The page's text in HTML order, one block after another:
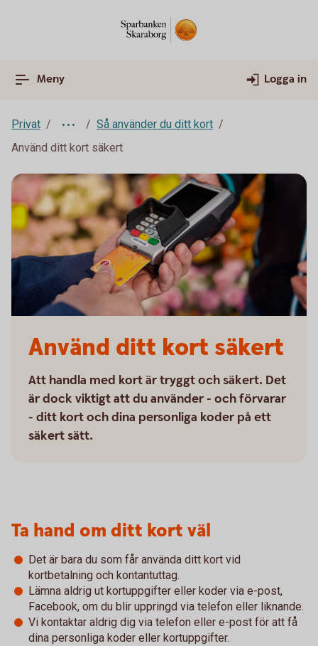
Meny Logga in
Privat
Så använder du ditt kort
Använd ditt kort säkert
Använd ditt kort säkert
Att handla med kort är tryggt och säkert. Det
är dock viktigt att du använder - och förvarar
- ditt kort och dina personliga koder på ett
säkert sätt.
Ta hand om ditt kort väl
Det är bara du som får använda ditt kort vid
kortbetalning och kontantuttag.
Lämna aldrig ut kortuppgifter eller koder via e-post,
Facebook, om du blir uppringd via telefon eller liknande.
Vi kontaktar aldrig dig via telefon eller e-post för att få
dina personliga koder eller kortuppgifter.